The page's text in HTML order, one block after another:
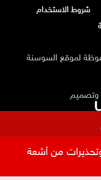
شروط الاستخدام
وتصميم
من أشعة